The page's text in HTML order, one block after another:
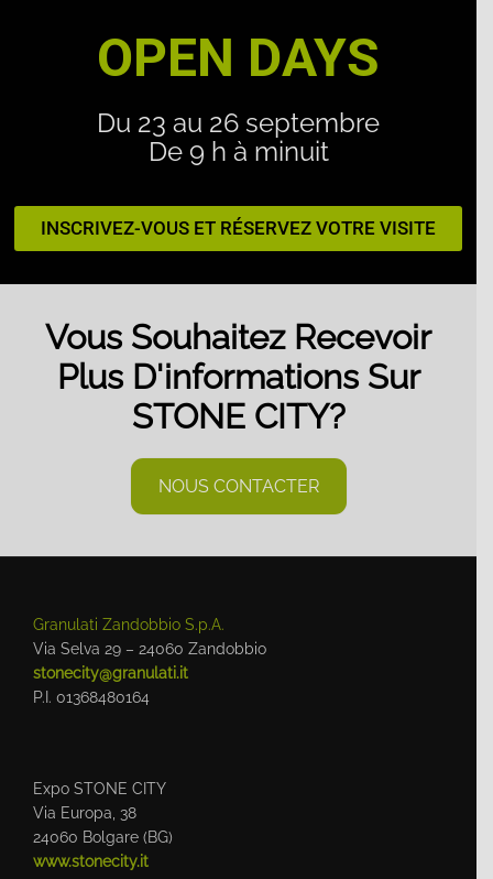
OPEN DAYS
Du 23 au 26 septembre
De 9 h à minuit
INSCRIVEZ-VOUS ET RÉSERVEZ VOTRE VISITE
Vous Souhaitez Recevoir
Plus D'informations Sur
STONE CITY?
NOUS CONTACTER
Granulati Zandobbio S.p.A.
Via Selva 29 – 24060 Zandobbio
stonecity@granulati.it
P.I. 01368480164
Expo STONE CITY
Via Europa, 38
24060 Bolgare (BG)
www.stonecity.it